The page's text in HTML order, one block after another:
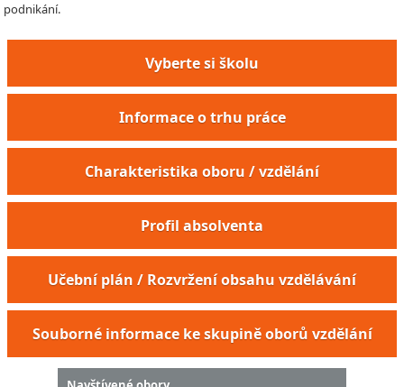
podnikání.
Vyberte si školu
Informace o trhu práce
Charakteristika oboru / vzdělání
Profil absolventa
Učební plán / Rozvržení obsahu vzdělávání
Souborné informace ke skupině oborů vzdělání
Sadovník
Školkař
Vinohradník a vinař
Zahradník